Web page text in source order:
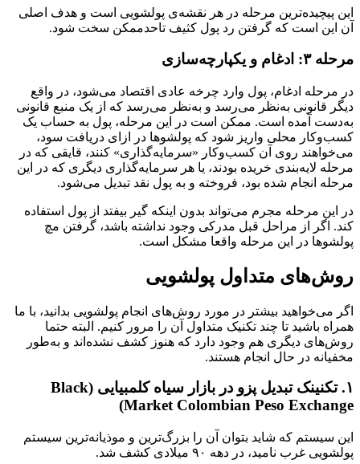
این پیچیده‌ترین مرحله در هر نقشه‌ی پولشویی است و هدف اصلی
آن این است که گرفتن رد پول کثیف تاحدممکن سخت شود.
مرحله ۳: ادغام و یکپارچه‌سازی
در مرحله ادغام، پول وارد چرخه عادی اقتصاد می‌شود، در واقع
دیگر قانونی به‌نظر می‌رسد و به‌نظر می‌رسد که از یک منبع قانونی
به‌دست آمده است. ممکن است در این مرحله، پول به حساب یک
کسب‌وکار محلی واریز شود که پولشوها در ازای دریافت سود،
می‌خواهند روی آن کسب‌وکار «سرمایه‌گذاری» کنند، قایقی که در
مرحله لایه‌بندی خریده بودند، یا هر سرمایه‌گذاری دیگری که در این
مرحله انجام شده بود، فروخته و به پول نقد تبدیل می‌شود.
در این مرحله مجرم می‌تواند بدون اینکه گیر بیفتد از پول استفاده
کند. اگر از مراحل قبل مدرکی وجود نداشته باشد، گرفتن مچ
پولشوها در این مرحله واقعا مشکل است.
روش‌های متداول پولشویی
اگر می‌خواهید بیشتر در مورد روش‌های انجام پولشویی بدانید، با ما
همراه باشید تا چند تکنیک متداول آن را مرور کنیم. البته حتما
روش‌های دیگری هم وجود دارد که هنوز کشف نشده‌اند و به‌طور
مخفیانه در حال انجام هستند.
۱. تکنینک تبدیل پزو در بازار سیاه کلمبیایی (Black
Market Colombian Peso Exchange)
این سیستم که شاید بتوان آن را بزرگ‌ترین و موذیانه‌ترین سیستم
پولشویی غرب نامید، در دهه ۹۰ میلادی کشف شد.